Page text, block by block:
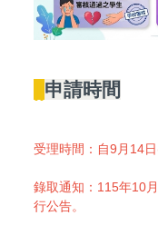
申請時間
受理時間：自9月14
錄取通知：115年10
行公告。